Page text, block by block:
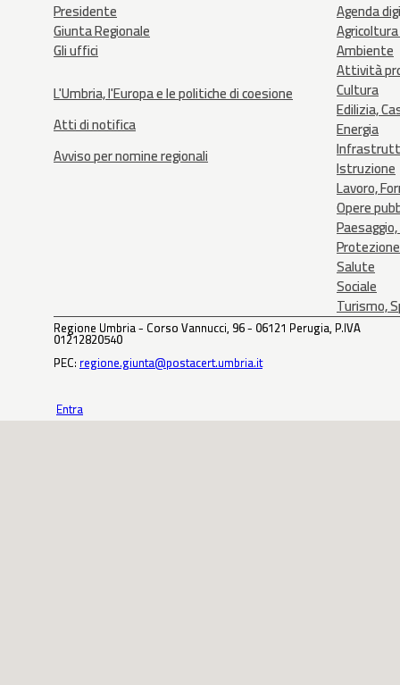
Presidente
Giunta Regionale
Gli uffici
L'Umbria, l'Europa e le politiche di coesione
Atti di notifica
Avviso per nomine regionali
Agenda
Ambiente
Attività
Cultura
Edilizia,
Energia
Istruzione
Lavoro,
Opere
Salute
Sociale
Turismo,
Regione Umbria - Corso Vannucci, 96 - 06121 Perugia, P.IVA
01212820540
PEC: regione.giunta@postacert.umbria.it
Entra